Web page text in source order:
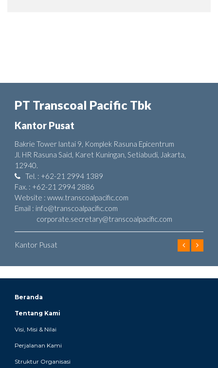
PT Transcoal Pacific Tbk
Kantor Pusat
Bakrie Tower lantai 9, Komplek Rasuna Epicentrum
Jl. HR Rasuna Said, Karet Kuningan, Setiabudi, Jakarta,
12940.
Tel. : +62-21 2994 1389
Fax. : +62-21 2994 2886
Website : www.transcoalpacific.com
Email : info@transcoalpacific.com
corporate.secretary@transcoalpacific.com
Kantor Pusat
Beranda
Tentang Kami
Visi, Misi & Nilai
Perjalanan Kami
Struktur Organisasi